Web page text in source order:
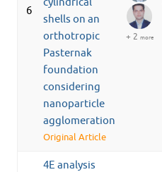
6
shells on an
orthotropic
Pasternak
foundation
considering
nanoparticle
agglomeration
Original Article
+ 2 more
4E analysis